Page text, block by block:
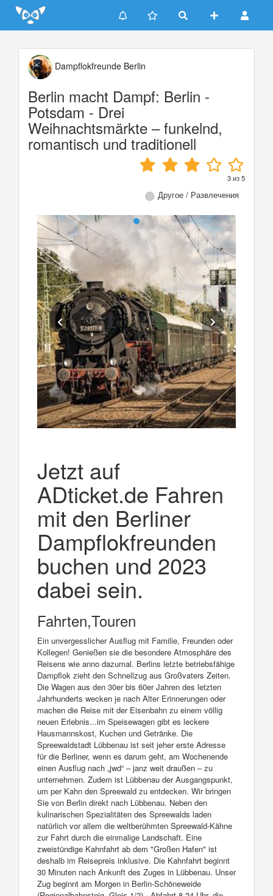
Update cookies preferences
Dampflokfreunde Berlin
Berlin macht Dampf: Berlin -
Potsdam - Drei
Weihnachtsmärkte – funkelnd,
romantisch und traditionell
3из5
Другое / Развлечения
Jetzt auf
ADticket.de Fahren
mit den Berliner
Dampflokfreunden
buchen und 2023
dabei sein.
Fahrten,Touren
Ein unvergesslicher Ausflug mit Familie, Freunden oder
Kollegen! Genießen sie die besondere Atmosphäre des
Reisens wie anno dazumal. Berlins letzte betriebsfähige
Dampflok zieht den Schnellzug aus Großvaters Zeiten.
Die Wagen aus den 30er bis 60er Jahren des letzten
Jahrhunderts wecken je nach Alter Erinnerungen oder
machen die Reise mit der Eisenbahn zu einem völlig
neuen Erlebnis...im Speisewagen gibt es leckere
Hausmannskost, Kuchen und Getränke. Die
Spreewaldstadt Lübbenau ist seit jeher erste Adresse
für die Berliner, wenn es darum geht, am Wochenende
einen Ausflug nach „jwd“ – janz weit draußen – zu
unternehmen. Zudem ist Lübbenau der Ausgangspunkt,
um per Kahn den Spreewald zu entdecken. Wir bringen
Sie von Berlin direkt nach Lübbenau. Neben den
kulinarischen Spezialitäten des Spreewalds laden
natürlich vor allem die weltberühmten Spreewald-Kähne
zur Fahrt durch die einmalige Landschaft. Eine
zweistündige Kahnfahrt ab dem "Großen Hafen" ist
deshalb im Reisepreis inklusive. Die Kahnfahrt beginnt
30 Minuten nach Ankunft des Zuges in Lübbenau. Unser
Zug beginnt am Morgen in Berlin-Schöneweide